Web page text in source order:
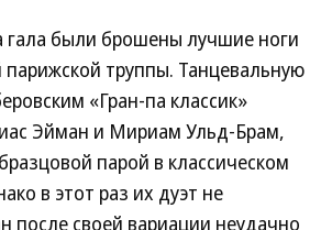
гала были брошены лучшие ноги
труппы. Танцевальную
«Гран-па классик»
Эйман и Мириам Ульд-Брам,
парой в классическом
в этот раз их дуэт не
после своей вариации неудачно